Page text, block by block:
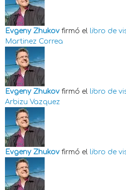
Evgeny Zhukov firmó el libro de
Martinez Correa
Evgeny Zhukov firmó el libro de
Arbizu Vazquez
Evgeny Zhukov firmó el libro de